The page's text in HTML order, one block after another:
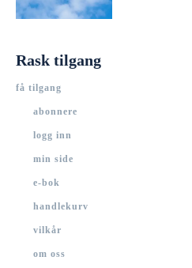
Rask tilgang
få tilgang
abonnere
logg inn
min side
e-bok
handlekurv
vilkår
om oss